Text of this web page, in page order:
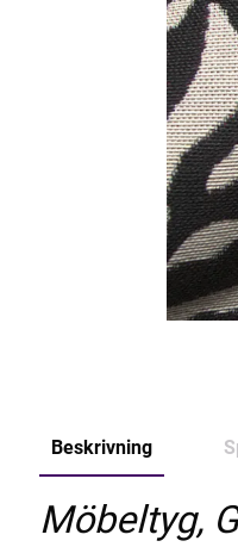
Beskrivning
Möbeltyg,